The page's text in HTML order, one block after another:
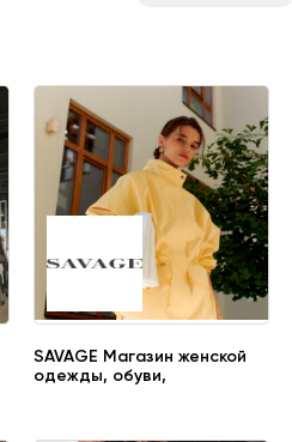
SAVAGE Магазин женской
одежды, обуви,